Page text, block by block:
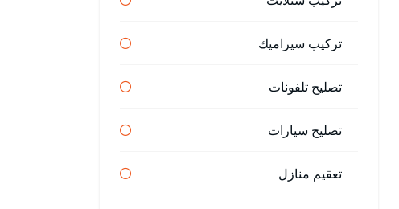
تركيب سيراميك
تصليح تلفونات
تصليح سيارات
تعقيم منازل